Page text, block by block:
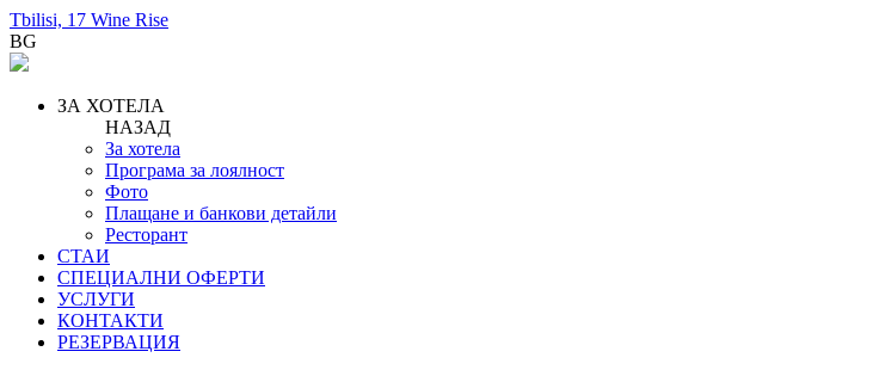
Tbilisi, 17 Wine Rise
BG
ЗА ХОТЕЛА
НАЗАД
За хотела
Програма за лоялност
Фото
Плащане и банкови детайли
Ресторант
СТАИ
СПЕЦИАЛНИ ОФЕРТИ
УСЛУГИ
КОНТАКТИ
РЕЗЕРВАЦИЯ